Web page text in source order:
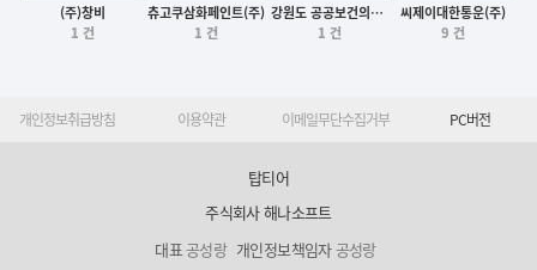
후기보기
(주)창비
1 건
후기보기
츄고쿠삼화페인트(주)
1 건
후기보기
강원도 공공보건의료지원단
1 건
후기보기
씨제이대한통운(주)
9 건
개인정보취급방침 이용약관 이메일무단수집거부 PC버전
탑티어
주식회사 해나소프트
대표공성랑 개인정보책임자공성랑